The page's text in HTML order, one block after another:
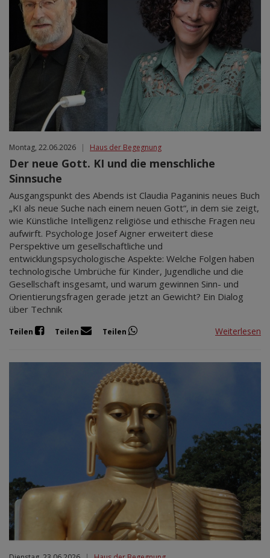
Montag, 22.06.2026 | Haus der Begegnung
Der neue Gott. KI und die menschliche
Sinnsuche
Ausgangspunkt des Abends ist Claudia Paganinis neues Buch
„KI als neue Suche nach einem neuen Gott“, in dem sie zeigt,
wie Künstliche Intelligenz religiöse und ethische Fragen neu
aufwirft. Psychologe Josef Aigner erweitert diese
Perspektive um gesellschaftliche und
entwicklungspsychologische Aspekte: Welche Folgen haben
technologische Umbrüche für Kinder, Jugendliche und die
Gesellschaft insgesamt, und warum gewinnen Sinn- und
Orientierungsfragen gerade jetzt an Gewicht? Ein Dialog
über Technik
Teilen Teilen Teilen Weiterlesen